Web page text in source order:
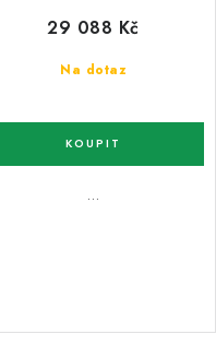
Na dotaz
29 088 Kč
…